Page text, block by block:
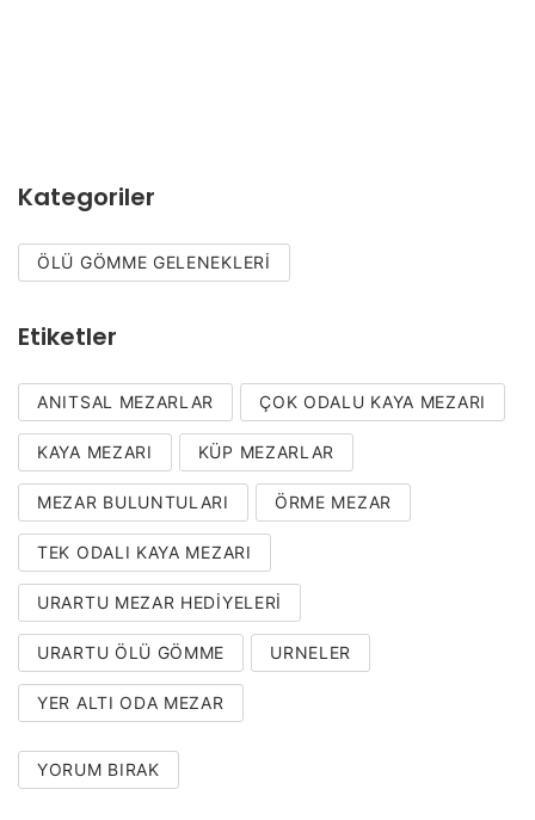
Kategoriler
ÖLÜ GÖMME GELENEKLERI
Etiketler
ANITSAL MEZARLAR ÇOK ODALU KAYA MEZARI
KAYA MEZARI KÜP MEZARLAR
MEZAR BULUNTULARI ÖRME MEZAR
TEK ODALI KAYA MEZARI
URARTU MEZAR HEDIYELERI
URARTU ÖLÜ GÖMME URNELER
YER ALTI ODA MEZAR
YORUM BIRAK